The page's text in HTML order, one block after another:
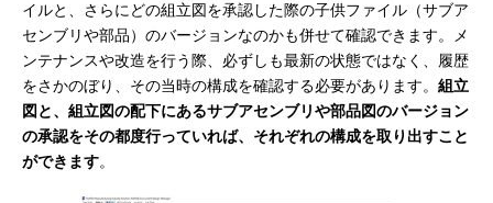
イルと、さらにどの組立図を承認した際の子供ファイル（サブア
センブリや部品）のバージョンなのかも併せて確認できます。メ
ンテナンスや改造を行う際、必ずしも最新の状態ではなく、履歴
をさかのぼり、その当時の構成を確認する必要があります。 組立
図と、組立図の配下にあるサブアセンブリや部品図のバージョン
の承認をその都度行っていれば、それぞれの構成を取り出すこと
ができます。